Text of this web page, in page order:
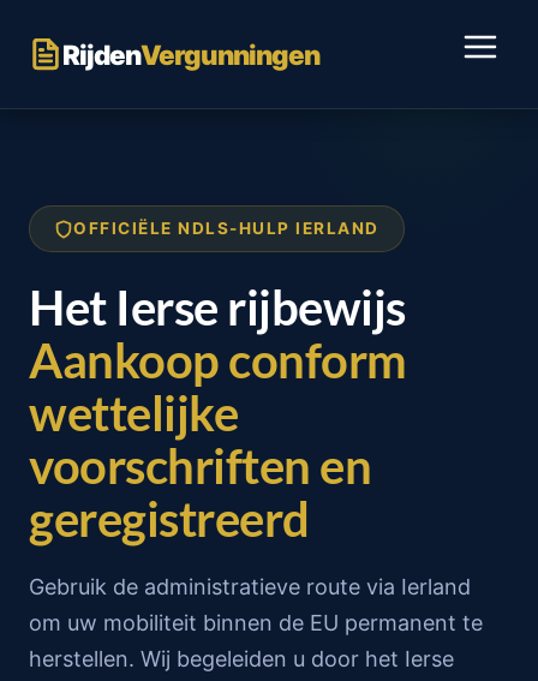
naar
inhoud
RijdenVergunningen
OFFICIËLE NDLS-HULP IERLAND
Het Ierse rijbewijs
Aankoop conform
wettelijke
voorschriften en
geregistreerd
Gebruik de administratieve route via Ierland
om uw mobiliteit binnen de EU permanent te
herstellen. Wij begeleiden u door het Ierse